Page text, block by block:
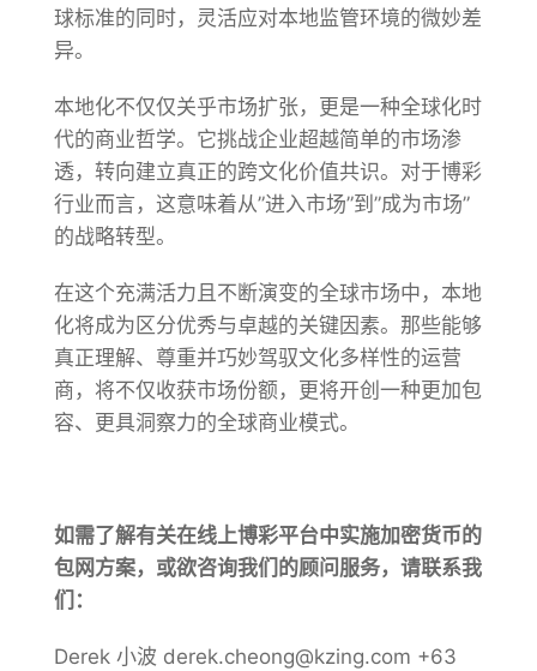
球标准的同时，灵活应对本地监管环境的微妙差
异。
本地化不仅仅关乎市场扩张，更是一种全球化时
代的商业哲学。它挑战企业超越简单的市场渗
透，转向建立真正的跨文化价值共识。对于博彩
行业而言，这意味着从”进入市场”到”成为市场”
的战略转型。
在这个充满活力且不断演变的全球市场中，本地
化将成为区分优秀与卓越的关键因素。那些能够
真正理解、尊重并巧妙驾驭文化多样性的运营
商，将不仅收获市场份额，更将开创一种更加包
容、更具洞察力的全球商业模式。
如需了解有关在线上博彩平台中实施加密货币的
包网方案，或欲咨询我们的顾问服务，请联系我
们：
Derek 小波 derek.cheong@kzing.com +63